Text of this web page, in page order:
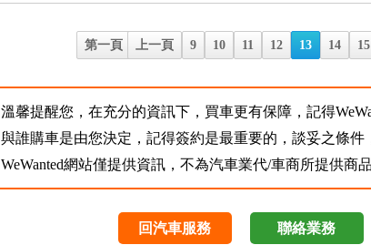
第一頁 上一頁 9 10 11 12 13 14 15
溫馨提醒您，在充分的資訊下，買車更有保障，記得
與誰購車是由您決定，記得簽約是最重要的，談妥之條件
WeWanted網站僅提供資訊，不為汽車業代/車商所提供商
回汽車服務 聯絡業務